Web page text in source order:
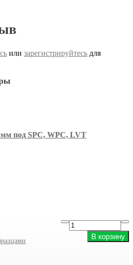
или зарегистрируйтесь для
под SPC, WPC, LVT
В корзину